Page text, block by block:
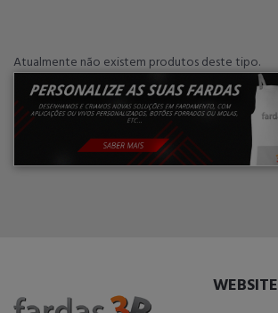
Atualmente não existem produtos deste tipo.
WEBSITE